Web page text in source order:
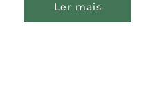
Ler mais